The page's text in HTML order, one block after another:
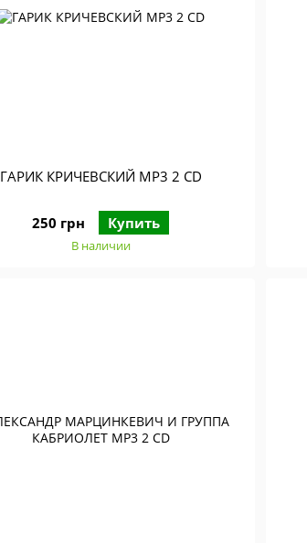
ГАРИК КРИЧЕВСКИЙ MP3 2 CD
250 грн Купить
В наличии